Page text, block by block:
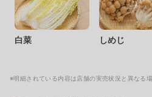
白菜 しめじ
※明細されている内容は店舗の実売状況と異なる